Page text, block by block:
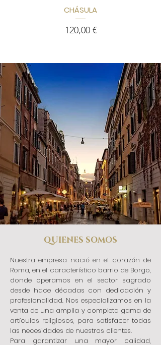
CHÁSULA
Precio
120,00 €
QUIENES SOMOS
Nuestra empresa nació en el corazón de
Roma, en el característico barrio de Borgo,
donde operamos en el sector sagrado
desde hace décadas con dedicación y
profesionalidad. Nos especializamos en la
venta de una amplia y completa gama de
artículos religiosos, para satisfacer todas
las necesidades de nuestros clientes.
Para garantizar una mayor calidad,